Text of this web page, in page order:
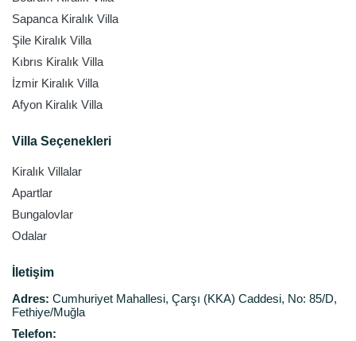
Sapanca Kiralık Villa
Şile Kiralık Villa
Kıbrıs Kiralık Villa
İzmir Kiralık Villa
Afyon Kiralık Villa
Villa Seçenekleri
Kiralık Villalar
Apartlar
Bungalovlar
Odalar
İletişim
Adres: Cumhuriyet Mahallesi, Çarşı (KKA) Caddesi, No: 85/D,
Fethiye/Muğla
Telefon: